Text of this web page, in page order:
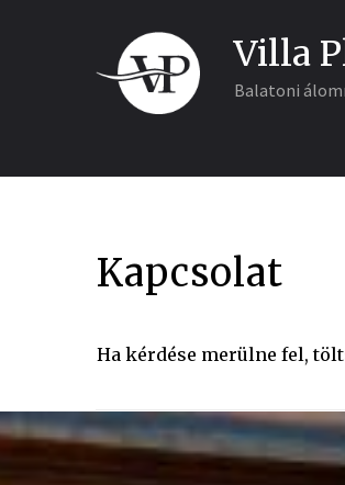
Villa
Balatoni
Kapcsolat
Ha kérdése merülne fel,